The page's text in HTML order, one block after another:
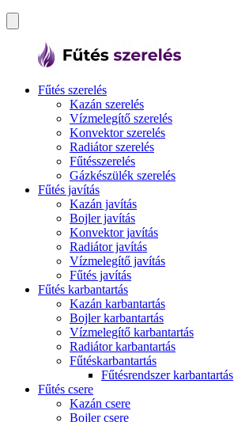
Fűtés szerelés
Kazán szerelés
Vízmelegítő szerelés
Konvektor szerelés
Radiátor szerelés
Fűtésszerelés
Gázkészülék szerelés
Fűtés javítás
Kazán javítás
Bojler javítás
Konvektor javítás
Radiátor javítás
Vízmelegítő javítás
Fűtés javítás
Fűtés karbantartás
Kazán karbantartás
Bojler karbantartás
Vízmelegítő karbantartás
Radiátor karbantartás
Fűtéskarbantartás
Fűtésrendszer karbantartás
Fűtés csere
Kazán csere
Bojler csere